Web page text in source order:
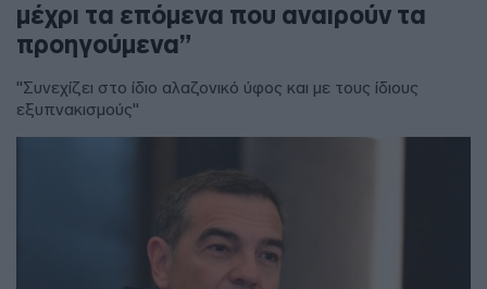
μέχρι τα επόμενα που αναιρούν τα
προηγούμενα”
"Συνεχίζει στο ίδιο αλαζονικό ύφος και με τους ίδιους
εξυπνακισμούς"